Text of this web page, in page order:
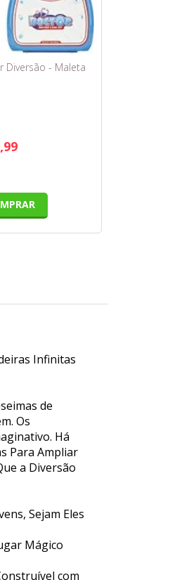
Diversão - Maleta
Infinitas
de
Os
Há
Para Ampliar
a Diversão
Sejam Eles
Mágico
com